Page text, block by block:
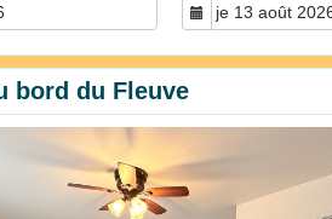
bord du Fleuve